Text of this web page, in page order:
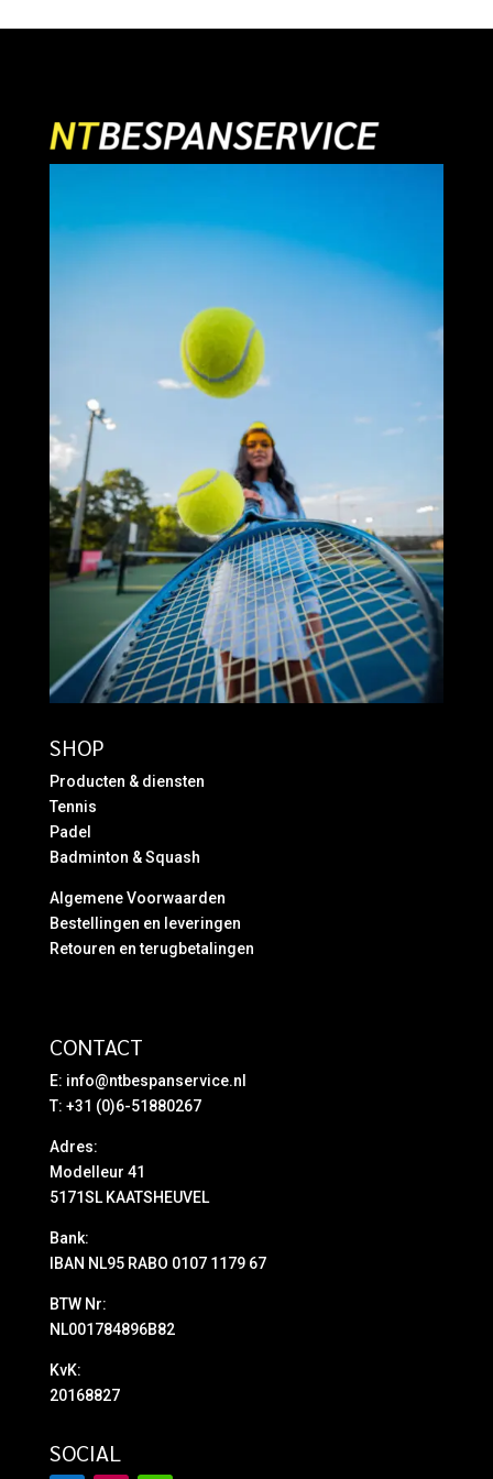
SHOP
Producten & diensten
Tennis
Padel
Badminton & Squash
Algemene Voorwaarden
Bestellingen en leveringen
Retouren en terugbetalingen
CONTACT
E: info@ntbespanservice.nl
T: +31 (0)6-51880267
Adres:
Modelleur 41
5171SL KAATSHEUVEL
Bank:
IBAN NL95 RABO 0107 1179 67
BTW Nr:
NL001784896B82
KvK:
20168827
SOCIAL